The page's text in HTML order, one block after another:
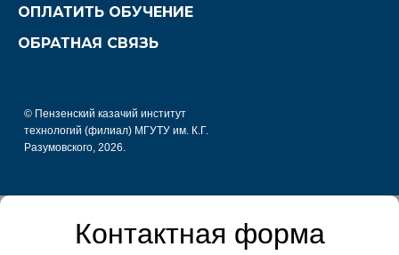
ОПЛАТИТЬ ОБУЧЕНИЕ
ОБРАТНАЯ СВЯЗЬ
© Пензенский казачий институт
технологий (филиал) МГУТУ им. К.Г.
Разумовского, 2026.
Контактная форма